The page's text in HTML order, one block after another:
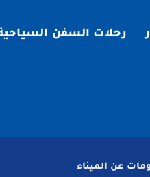
رحلات السفن
عن الميناء